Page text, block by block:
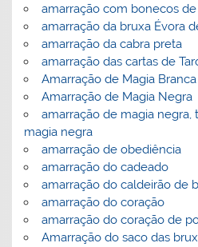
amarração com bonecos
amarração da bruxa Évora
amarração da cabra preta
amarração das cartas de
Amarração de Magia Branca
Amarração de Magia Negra
amarração de magia
magia negra
amarração de obediência
amarração do cadeado
amarração do caldeirão de
amarração do coração
amarração do coração de
Amarração do saco das